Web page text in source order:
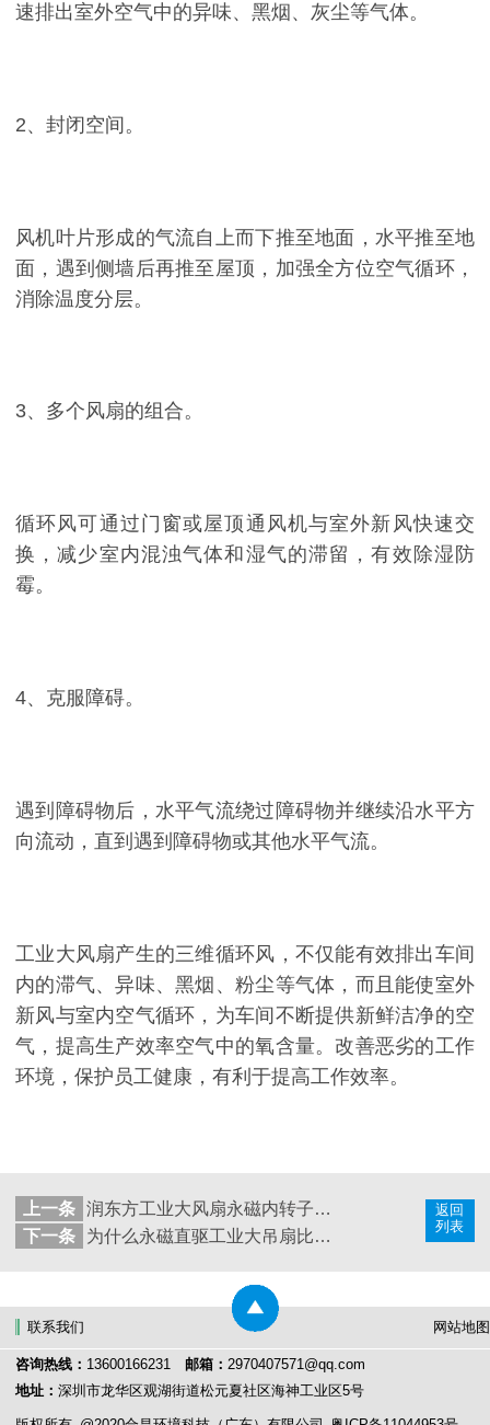
速排出室外空气中的异味、黑烟、灰尘等气体。
2、封闭空间。
风机叶片形成的气流自上而下推至地面，水平推至地
面，遇到侧墙后再推至屋顶，加强全方位空气循环，
消除温度分层。
3、多个风扇的组合。
循环风可通过门窗或屋顶通风机与室外新风快速交
换，减少室内混浊气体和湿气的滞留，有效除湿防
霉。
4、克服障碍。
遇到障碍物后，水平气流绕过障碍物并继续沿水平方
向流动，直到遇到障碍物或其他水平气流。
工业大风扇产生的三维循环风，不仅能有效排出车间
内的滞气、异味、黑烟、粉尘等气体，而且能使室外
新风与室内空气循环，为车间不断提供新鲜洁净的空
气，提高生产效率空气中的氧含量。改善恶劣的工作
环境，保护员工健康，有利于提高工作效率。
返回
列表
上一条
润东方工业大风扇永磁内转子电机四大特点
下一条
为什么永磁直驱工业大吊扇比传统工业大吊扇价格贵？
网站地图
联系我们
咨询热线： 13600166231 邮箱：2970407571@qq.com
地址：深圳市龙华区观湖街道松元夏社区海神工业区5号